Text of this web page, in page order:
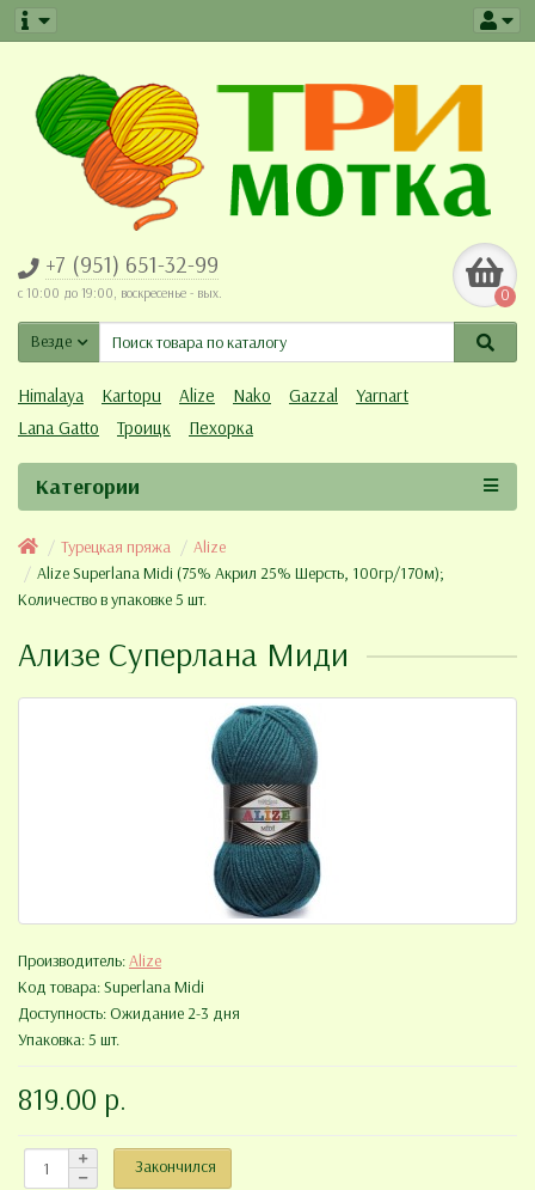
+7 (951) 651-32-99
c 10:00 до 19:00, воскресенье - вых. 0
Везде
Himalaya Kartopu Alize Nako Gazzal
Yarnart
Lana Gatto
Троицк Пехорка
Категории
Турецкая пряжа
Alize
Alize Superlana Midi (75% Акрил 25% Шерсть, 100гр/170м);
Количество в упаковке 5 шт.
Ализе Суперлана Миди
Производитель:Alize
Код товара:Superlana Midi
Доступность: Ожидание 2-3 дня
Упаковка: 5 шт.
819.00 р.
Закончился